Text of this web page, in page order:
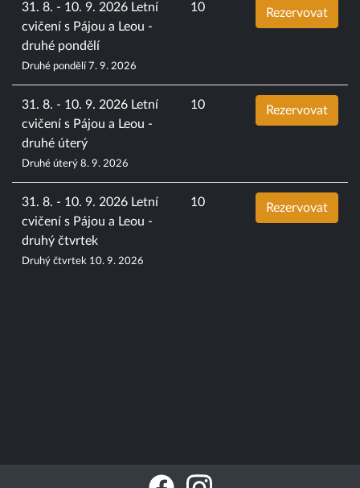
31. 8. - 10. 9. 2026 Letní
cvičení s Pájou a Leou -
druhé pondělí
Druhé pondělí 7. 9. 2026
10 Rezervovat
31. 8. - 10. 9. 2026 Letní
cvičení s Pájou a Leou -
druhé úterý
Druhé úterý 8. 9. 2026
10 Rezervovat
31. 8. - 10. 9. 2026 Letní
cvičení s Pájou a Leou -
druhý čtvrtek
Druhý čtvrtek 10. 9. 2026
10 Rezervovat